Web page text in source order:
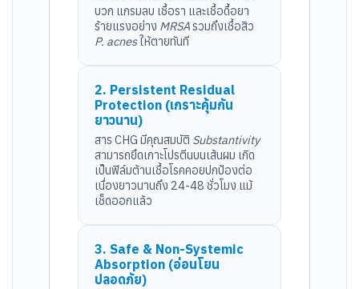
บวก แกรมลบ เชื้อรา และเชื้อดื้อยา
ร้ายแรงอย่าง MRSAรวมถึงเชื้อสิว
P. acnesให้ตายทันที
2. Persistent Residual
Protection (เกราะคุ้มกัน
ยาวนาน)
สาร CHG มีคุณสมบัติ Substantivity
สามารถยึดเกาะโปรตีนบนเส้นผม เกิด
เป็นฟิล์มต้านเชื้อโรคคอยปกป้องต่อ
เนื่องยาวนานถึง 24-48 ชั่วโมง แม้
เช็ดออกแล้ว
3. Safe & Non-Systemic
Absorption (อ่อนโยน
ปลอดภัย)